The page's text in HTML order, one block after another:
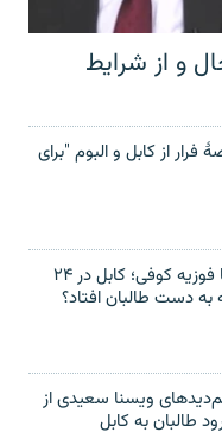
و از شرایط
فرار از کابل و البوم "برای
گفتگوی ویژه با فوزیه کوفی؛ کابل در ۲۴
دست طالبان افتاد؟
ویسنا سعیدی از
طالبان به کابل